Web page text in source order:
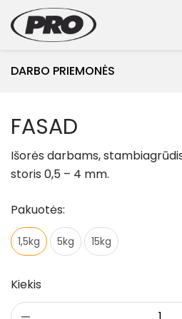
DARBO PRIEMONĖS
Gruntai
Glaistai
Klijai
Mozaikiniai tinkai
Dekoravimo glaistai
FASAD
Išorės darbams,
storis 0,5 – 4 mm.
Pakuotės:
1,5kg 5kg 15kg
Kiekis